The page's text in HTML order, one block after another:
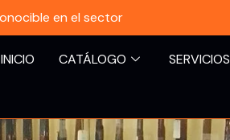
en el sector
INICIO CATÁLOGO SERVICIOS